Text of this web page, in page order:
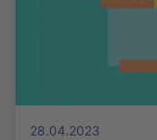
28.04.2023